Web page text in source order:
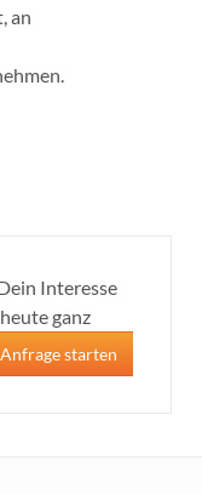
an
Interesse
ganz
Anfrage starten